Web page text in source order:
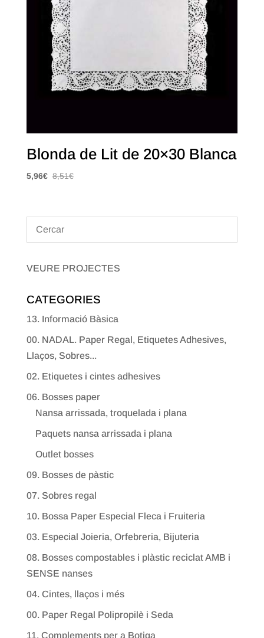
Blonda de Lit de 20×30 Blanca
5,96€ 8,51€
VEURE PROJECTES
CATEGORIES
13. Informació Bàsica
00. NADAL. Paper Regal, Etiquetes Adhesives,
Llaços, Sobres...
02. Etiquetes i cintes adhesives
06. Bosses paper
Nansa arrissada, troquelada i plana
Paquets nansa arrissada i plana
Outlet bosses
09. Bosses de pàstic
07. Sobres regal
10. Bossa Paper Especial Fleca i Fruiteria
03. Especial Joieria, Orfebreria, Bijuteria
08. Bosses compostables i plàstic reciclat AMB i
SENSE nanses
04. Cintes, llaços i més
00. Paper Regal Polipropilè i Seda
11. Complements per a Botiga